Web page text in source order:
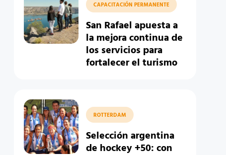
CAPACITACIÓN PERMANENTE
San Rafael apuesta a
la mejora continua de
los servicios para
fortalecer el turismo
ROTTERDAM
Selección argentina
de hockey +50: con